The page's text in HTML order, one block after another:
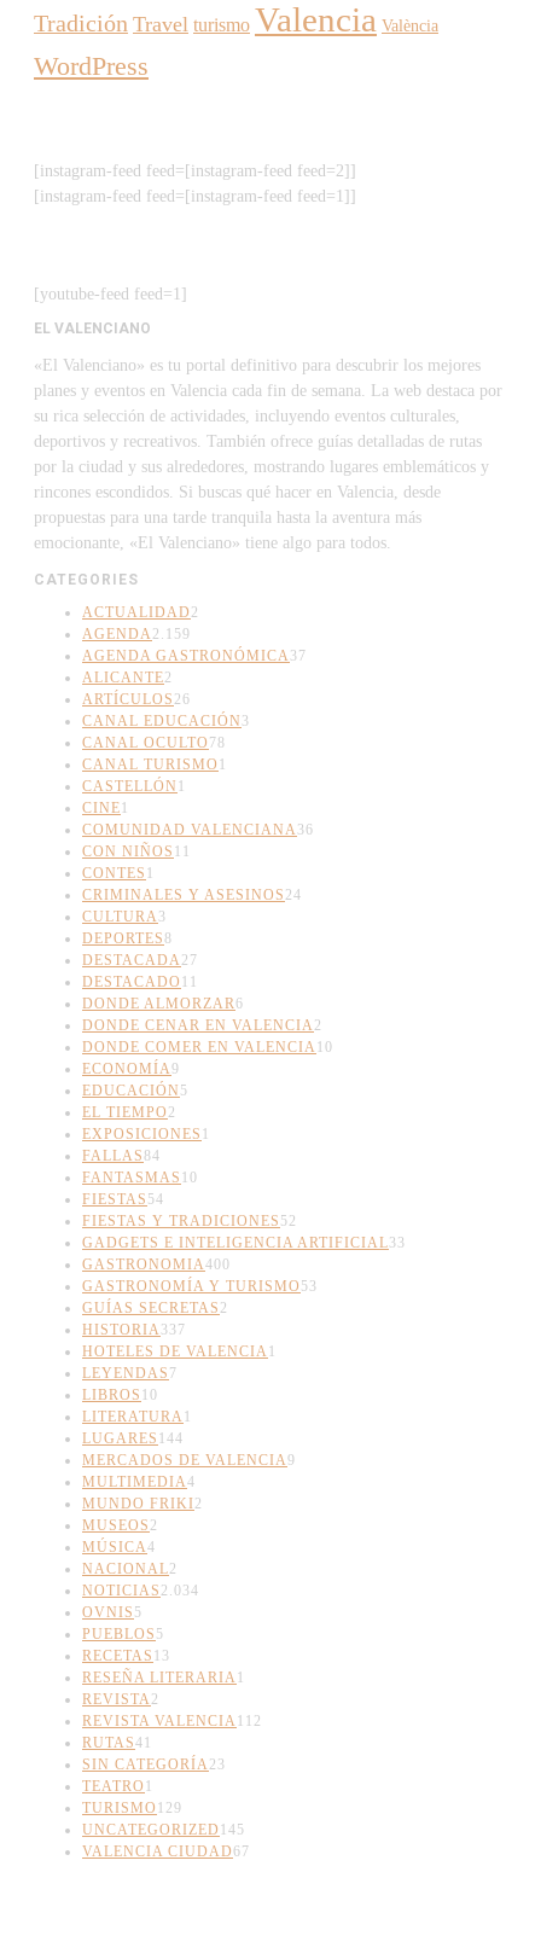
Tradición Travel turismo Valencia València
WordPress
[instagram-feed feed=[instagram-feed feed=2]]
[instagram-feed feed=[instagram-feed feed=1]]
[youtube-feed feed=1]
EL VALENCIANO
«El Valenciano» es tu portal definitivo para descubrir los mejores
planes y eventos en Valencia cada fin de semana. La web destaca por
su rica selección de actividades, incluyendo eventos culturales,
deportivos y recreativos. También ofrece guías detalladas de rutas
por la ciudad y sus alrededores, mostrando lugares emblemáticos y
rincones escondidos. Si buscas qué hacer en Valencia, desde
propuestas para una tarde tranquila hasta la aventura más
emocionante, «El Valenciano» tiene algo para todos.
CATEGORIES
ACTUALIDAD 2
AGENDA2.159
AGENDA GASTRONÓMICA37
ALICANTE2
ARTÍCULOS 26
CANAL EDUCACIÓN 3
CANAL OCULTO 78
CANAL TURISMO 1
CASTELLÓN 1
CINE1
COMUNIDAD VALENCIANA36
CON NIÑOS 11
CONTES 1
CRIMINALES Y ASESINOS 24
CULTURA3
DEPORTES8
DESTACADA27
DESTACADO 11
DONDE ALMORZAR6
DONDE CENAR EN VALENCIA2
DONDE COMER EN VALENCIA10
ECONOMÍA9
EDUCACIÓN 5
EL TIEMPO 2
EXPOSICIONES 1
FALLAS84
FANTASMAS 10
FIESTAS 54
FIESTAS Y TRADICIONES 52
GADGETS E INTELIGENCIA ARTIFICIAL33
GASTRONOMIA400
GASTRONOMÍA Y TURISMO 53
GUÍAS SECRETAS 2
HISTORIA337
HOTELES DE VALENCIA1
LEYENDAS 7
LIBROS 10
LITERATURA1
LUGARES 144
MERCADOS DE VALENCIA9
MULTIMEDIA4
MUNDO FRIKI2
MUSEOS 2
MÚSICA4
NACIONAL2
NOTICIAS 2.034
OVNIS 5
PUEBLOS 5
RECETAS 13
RESEÑA LITERARIA1
REVISTA2
REVISTA VALENCIA112
RUTAS41
SIN CATEGORÍA23
TEATRO 1
TURISMO 129
UNCATEGORIZED 145
VALENCIA CIUDAD67